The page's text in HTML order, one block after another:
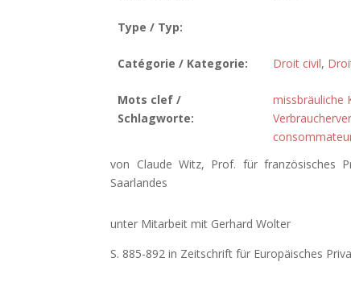
Type / Typ:
Catégorie / Kategorie: Droit civil,
Mots clef /
Schlagworte:
missbräuliche
von Claude Witz, Prof. für französisches
Saarlandes
unter Mitarbeit mit Gerhard Wolter
S. 885-892 in Zeitschrift für Europäisches